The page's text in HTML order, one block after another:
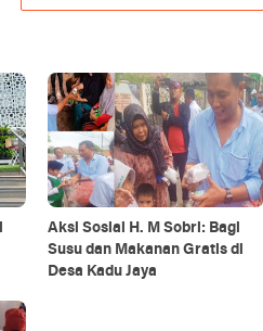
Aksi Sosial H. M Sobri: Bagi
Susu dan Makanan Gratis di
Desa Kadu Jaya